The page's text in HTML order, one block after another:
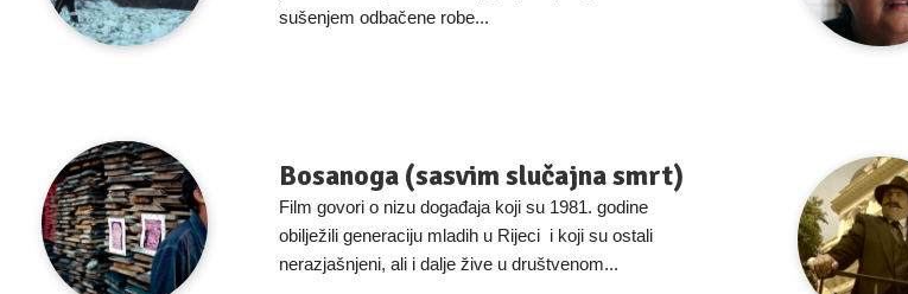
sušenjem odbačene robe...
Bosanoga (sasvim slučajna smrt)
Film govori o nizu događaja koji su 1981. godine
obilježili generaciju mladih u Rijeci i koji su ostali
nerazjašnjeni, ali i dalje žive u društvenom...